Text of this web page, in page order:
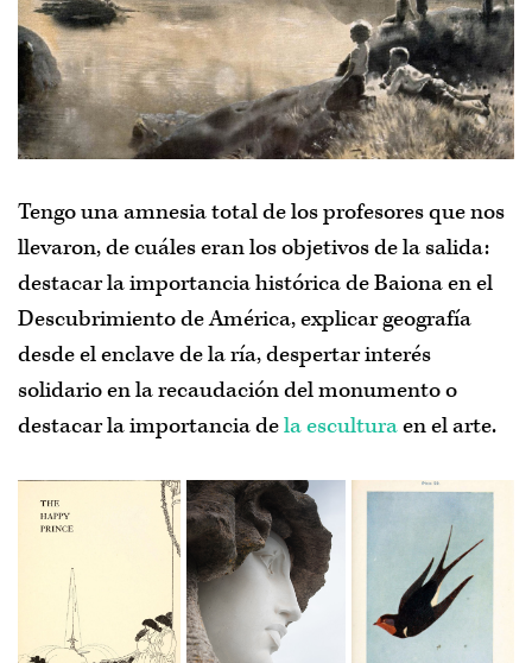
Tengo una amnesia total de los profesores que nos
llevaron, de cuáles eran los objetivos de la salida:
destacar la importancia histórica de Baiona en el
Descubrimiento de América, explicar geografía
desde el enclave de la ría, despertar interés
solidario en la recaudación del monumento o
destacar la importancia dela esculturaen el arte.